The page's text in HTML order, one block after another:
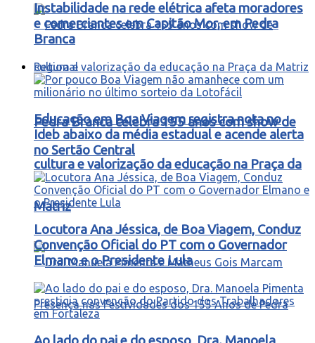
Pedra Branca celebra 155 anos com show de
cultura e valorização da educação na Praça da
Matriz
Instabilidade na rede elétrica afeta moradores
e comerciantes em Capitão Mor, em Pedra
Branca
Regional
Educação em Boa Viagem registra nota no
Ideb abaixo da média estadual e acende alerta
no Sertão Central
Locutora Ana Jéssica, de Boa Viagem, Conduz
Convenção Oficial do PT com o Governador
Elmano e o Presidente Lula